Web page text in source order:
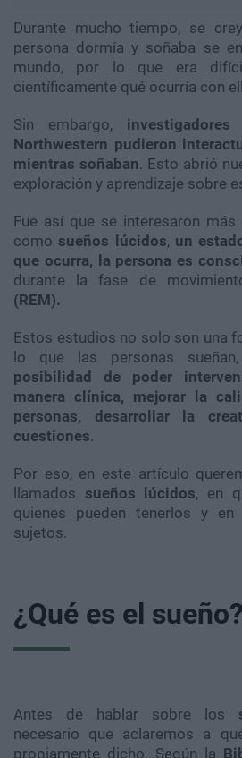
Durante mucho tiempo, se
persona dormía y soñaba se
mundo, por lo que era
científicamente qué ocurría con
Sin embargo,
Northwestern pudieron
mientras soñaban. Esto abrió
exploración y aprendizaje sobre
Fue así que se interesaron
como sueños lúcidos,un
que ocurra, la persona es
durante la fase de
(REM).
Estos estudios no solo son una
lo que las personas
posibilidad de poder
manera clínica, mejorar la
personas, desarrollar la
cuestiones.
Por eso, en este artículo
llamados sueños lúcidos, en
quienes pueden tenerlos y
sujetos.
¿Qué es el sueño?
Antes de hablar sobre los
necesario que aclaremos a
propiamente dicho. Según la